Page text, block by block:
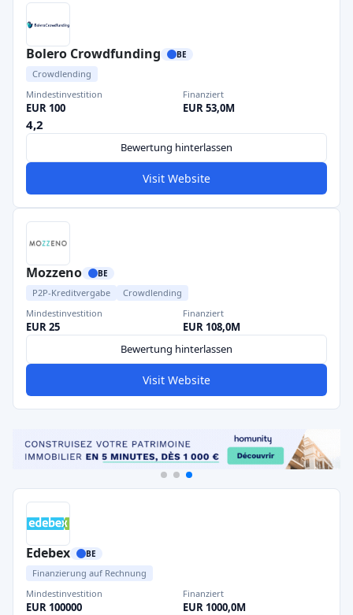
Bolero Crowdfunding BE
Crowdlending
Mindestinvestition
EUR 100
Finanziert
EUR 53,0M
4,2
Bewertung hinterlassen
Visit Website
Mozzeno BE
P2P-Kreditvergabe
Crowdlending
Mindestinvestition
EUR 25
Finanziert
EUR 108,0M
Bewertung hinterlassen
Visit Website
Edebex BE
Finanzierung auf Rechnung
Mindestinvestition
EUR 100000
Finanziert
EUR 1000,0M